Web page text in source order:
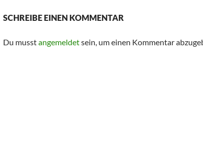
SCHREIBE EINEN KOMMENTAR
Du musstangemeldetsein, um einen Kommentar